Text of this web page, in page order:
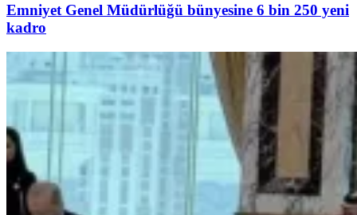
Emniyet Genel Müdürlüğü bünyesine 6 bin 250 yeni
kadro